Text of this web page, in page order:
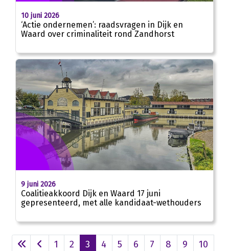
10 juni 2026
‘Actie ondernemen’: raadsvragen in Dijk en
Waard over criminaliteit rond Zandhorst
9 juni 2026
Coalitieakkoord Dijk en Waard 17 juni
gepresenteerd, met alle kandidaat-wethouders
1 2 3 4 5 6 7 8 9 10